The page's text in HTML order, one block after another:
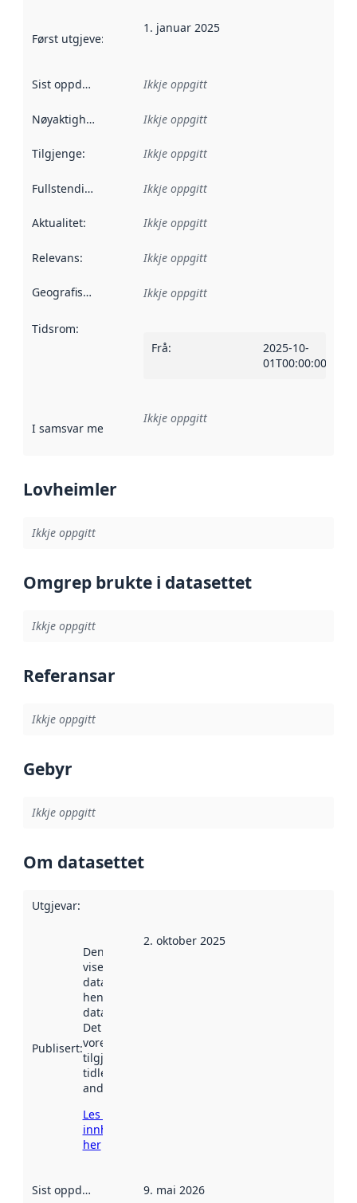
Først utgjeve: Denne datoen seier når dataa i dette
1. januar 2025
Sist oppdatert Ikkje oppgitt
Nøyaktigheit Ikkje oppgitt
Tilgjenge: Ikkje oppgitt
Fullstendigheit Ikkje oppgitt
Aktualitet: Ikkje oppgitt
Relevans: Ikkje oppgitt
Geografisk område Ikkje oppgitt
Tidsrom:
Frå:
2025-10-
01T00:00:00Z
I samsvar med Referanse til ei implementeringsregel eller
Ikkje oppgitt
Lovheimler
Ikkje oppgitt
Omgrep brukte i datasettet
Ikkje oppgitt
Referansar
Ikkje oppgitt
Gebyr
Ikkje oppgitt
Om datasettet
Utgjevar:
Publisert:
Denne datoen
viser når
datasettet vart
henta inn av
data.norge.no.
Det kan ha
vore
tilgjengeleg
tidlegare
andre stader.
Les meir om
innhenting
her
2. oktober 2025
Sist oppdatert 9. mai 2026